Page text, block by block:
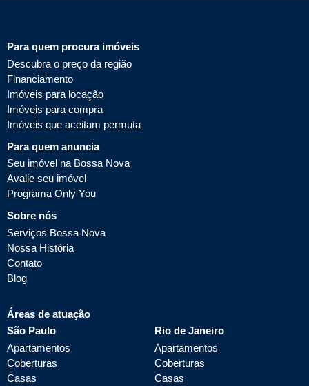
Para quem procura imóveis
Descubra o preço da região
Financiamento
Imóveis para locação
Imóveis para compra
Imóveis que aceitam permuta
Para quem anuncia
Seu imóvel na Bossa Nova
Avalie seu imóvel
Programa Only You
Sobre nós
Serviços Bossa Nova
Nossa História
Contato
Blog
Áreas de atuação
São Paulo
Apartamentos
Coberturas
Casas
Rio de Janeiro
Apartamentos
Coberturas
Casas